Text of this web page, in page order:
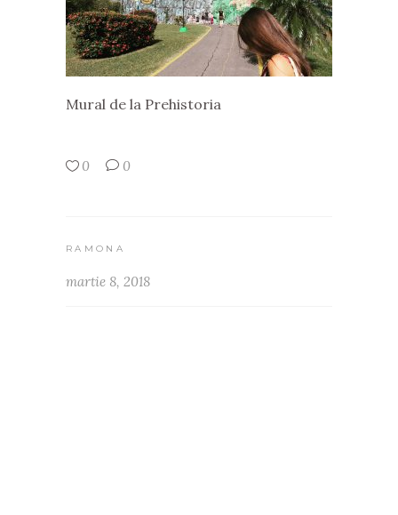
Mural de la Prehistoria
0 0
RAMONA
martie 8, 2018